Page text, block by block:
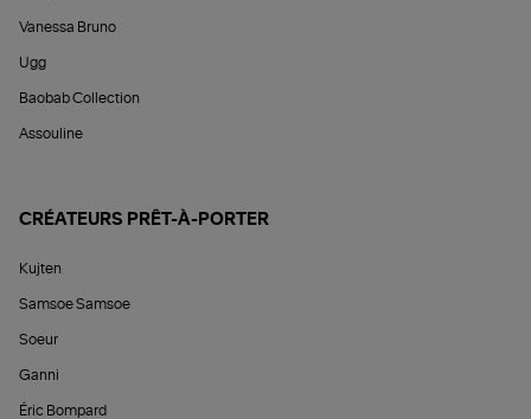
Vanessa Bruno
Ugg
Baobab Collection
Assouline
CRÉATEURS PRÊT-À-PORTER
Kujten
Samsoe Samsoe
Soeur
Ganni
Éric Bompard